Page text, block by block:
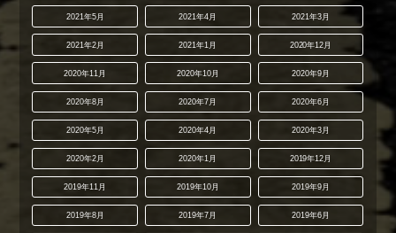
2021年5月 2021年4月 2021年3月
2021年2月 2021年1月 2020年12月
2020年11月 2020年10月 2020年9月
2020年8月 2020年7月 2020年6月
2020年5月 2020年4月 2020年3月
2020年2月 2020年1月 2019年12月
2019年11月 2019年10月 2019年9月
2019年8月 2019年7月 2019年6月